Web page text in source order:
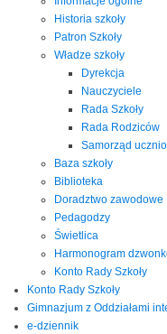
Historia szkoły
Patron Szkoły
Władze szkoły
Dyrekcja
Nauczyciele
Rada Szkoły
Rada Rodziców
Samorząd
Baza szkoły
Biblioteka
Doradztwo zawodowe
Pedagodzy
Świetlica
Harmonogram
Konto Rady Szkoły
Konto Rady Szkoły
Gimnazjum z Oddziałami
e-dziennik